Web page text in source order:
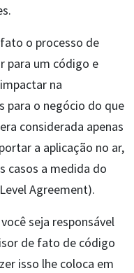
o processo de
para um código e
na
para o negócio do que
considerada apenas
a aplicação no ar,
casos a medida do
Agreement).
seja responsável
de fato de código
isso lhe coloca em